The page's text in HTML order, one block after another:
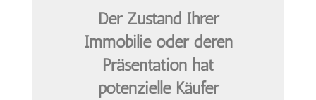
Der Zustand Ihrer
Immobilie oder deren
Präsentation hat
potenzielle Käufer